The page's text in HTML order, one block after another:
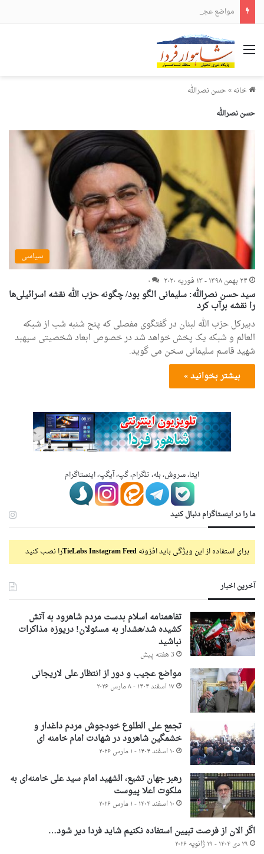
مواضع عجیب و دور از انتظار علی لاریجانی
منو
خانه»حسن نصرالله
حسن نصرالله
سیاسی
۲۴ بهمن ۱۳۹۸ - ۱۳ فوریه ۲۰۲۰
۰
سید حسن نصرالله: سلیمانی الگو بود/ چگونه حزب الله نقشه اسرائیلی‌ها
را نقشه برآب کرد
دبیرکل حزب الله لبنان در گفتگوی مفصلی که پنج شنبه شب از شبکه
العالم و شبکه یک پخش خواهد شد در خصوص ابعاد شخصیتی سپهبد
شهید قاسم سلیمانی سخن می گوید.
بیشتر بخوانید »
ایتا، سروش، بله، تلگرام، گپ، آیگپ، اینستاگرام
ما را در اینستاگرام دنبال کنید
برای استفاده از این ویژگی باید افزونهTieLabs Instagram Feedرا نصب کنید
آخرین اخبار
تفاهمنامه اسلام بدست مردم شاهرود به آتش
کشیده شد/هشدار به مسئولان! دریوزه مذاکرات
نباشید
3 هفته پیش
مواضع عجیب و دور از انتظار علی لاریجانی
۱۷ اسفند ۱۴۰۴ - ۸ مارس ۲۰۲۶
تجمع علی الطلوع خودجوش مردم داغدار و
خشمگین شاهرود در شهادت امام خامنه ای
۱۰ اسفند ۱۴۰۴ - ۱ مارس ۲۰۲۶
رهبر جهان تشیع، الشهید امام سید علی خامنه‌ای به
ملکوت اعلا پیوست
۱۰ اسفند ۱۴۰۴ - ۱ مارس ۲۰۲۶
اگر الان از فرصت تبیین استفاده نکنیم شاید فردا دیر شود…
۲۹ دی ۱۴۰۴ - ۱۹ ژانویه ۲۰۲۶